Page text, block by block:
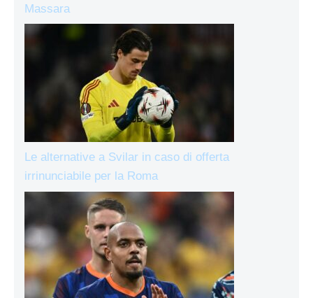
Massara
Le alternative a Svilar in caso di offerta
irrinunciabile per la Roma